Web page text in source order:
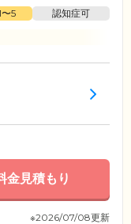
5
認知症可
金見積もり
※2026/07/08更新